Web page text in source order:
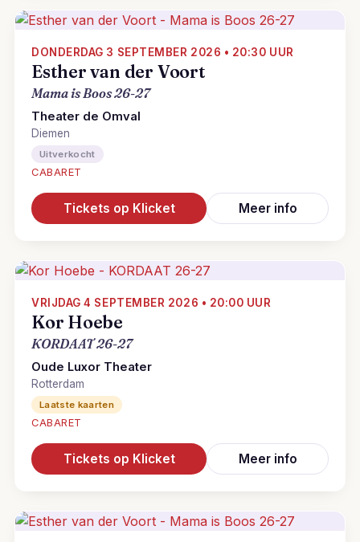
DONDERDAG 3 SEPTEMBER 2026 • 20:30 UUR
Esther van der Voort
Mama is Boos 26-27
Theater de Omval
Diemen
Uitverkocht
CABARET
Tickets op Klicket Meer info
VRIJDAG 4 SEPTEMBER 2026 • 20:00 UUR
Kor Hoebe
KORDAAT 26-27
Oude Luxor Theater
Rotterdam
Laatste kaarten
CABARET
Tickets op Klicket Meer info